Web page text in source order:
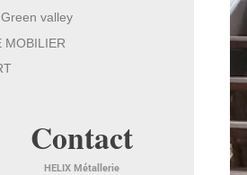
Green valley
MOBILIER
Contact
HELIX Métallerie